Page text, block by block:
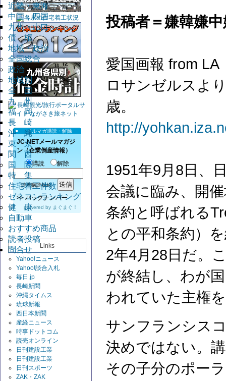
近畿・東海
中国・四国
九州・山口
債 権
地域・政治
全国総合
政治
地域別
全 国
九 州
福 岡
長 崎
沖 縄
東 京
関 西
国 際
特 集
住宅着工件数
ゼネコンランキング
健 康
自動車
おすすめ商品
読者投稿
問合せ
メルマガ購読・解除
JC-NETメールマガジ
ン（企業倒産情報）
購読
解除
読者購読規約
>> バックナンバー
powered by まぐまぐ！
Links
Yahoo!ニュース
Yahoo!談合入札
毎日.jp
長崎新聞
沖縄タイムス
琉球新報
西日本新聞
産経ニュース
時事ドットコム
読売オンライン
日刊建設工業
日刊建設工業
日刊スポーツ
ZAK・ZAK
投稿者＝嫌韓嫌
愛国画報 from LA
ロサンゼルスよ
歳。
http://
1951年9月8日、
会議に臨み、開
条約と呼ばれる
との平和条約）
2年4月28日だ。
が終結し、わが
われていた主権
サンフランシス
決めではない。
その子分のポー